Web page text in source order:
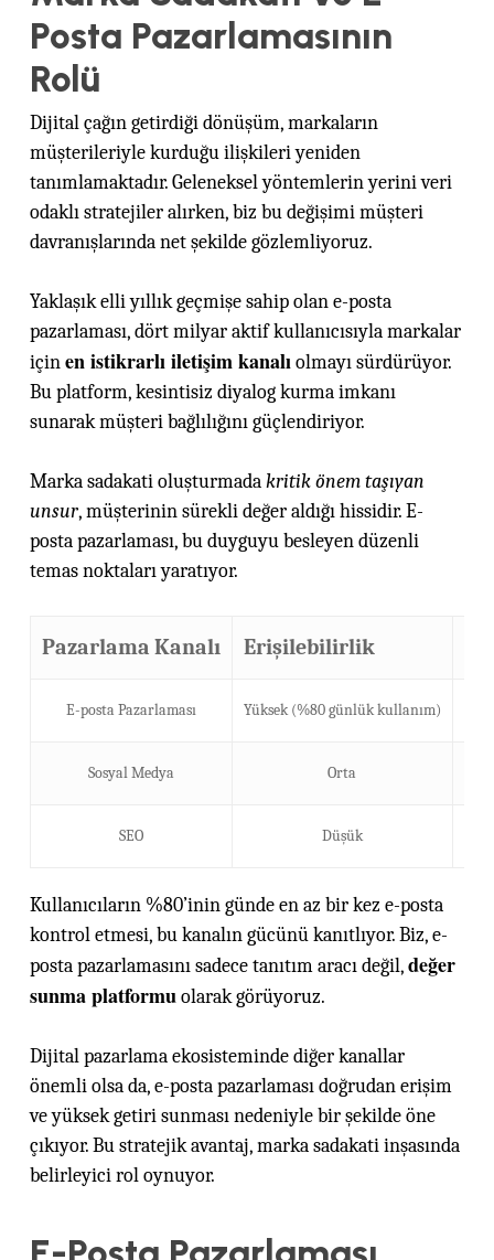
Posta Pazarlamasının
Rolü
Dijital çağın getirdiği dönüşüm, markaların
müşterileriyle kurduğu ilişkileri yeniden
tanımlamaktadır. Geleneksel yöntemlerin yerini veri
odaklı stratejiler alırken, biz bu değişimi müşteri
davranışlarında net şekilde gözlemliyoruz.
Yaklaşık elli yıllık geçmişe sahip olan e-posta
pazarlaması, dört milyar aktif kullanıcısıyla markalar
içinen istikrarlı iletişim kanalıolmayı sürdürüyor.
Bu platform, kesintisiz diyalog kurma imkanı
sunarak müşteri bağlılığını güçlendiriyor.
Marka sadakati oluşturmadakritik önem taşıyan
unsur, müşterinin sürekli değer aldığı hissidir. E-
posta pazarlaması, bu duyguyu besleyen düzenli
temas noktaları yaratıyor.
Pazarlama Kanalı Erişilebilirlik
E-posta Pazarlaması Yüksek (%80 günlük kullanım)
Sosyal Medya Orta
SEO Düşük
Kullanıcıların %80’inin günde en az bir kez e-posta
kontrol etmesi, bu kanalın gücünü kanıtlıyor. Biz, e-
posta pazarlamasını sadece tanıtım aracı değil,değer
sunma platformuolarak görüyoruz.
Dijital pazarlama ekosisteminde diğer kanallar
önemli olsa da, e-posta pazarlaması doğrudan erişim
ve yüksek getiri sunması nedeniyle bir şekilde öne
çıkıyor. Bu stratejik avantaj, marka sadakati inşasında
belirleyici rol oynuyor.